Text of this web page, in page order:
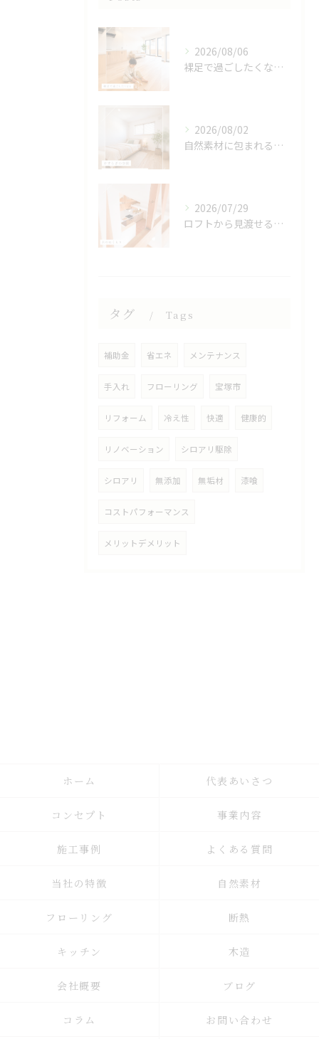
2026/08/06
裸足で過ごしたくなる、木のぬくもりを感じる床🌿
2026/08/02
自然素材に包まれる、心地よい寝室🌿
2026/07/29
ロフトから見渡せる、開放的なキッチン🌿
タグ Tags
補助金 省エネ メンテナンス
手入れ フローリング 宝塚市
リフォーム 冷え性 快適 健康的
リノベーション シロアリ駆除
シロアリ 無添加 無垢材 漆喰
コストパフォーマンス
メリットデメリット
ホーム 代表あいさつ
コンセプト 事業内容
施工事例 よくある質問
当社の特徴 自然素材
フローリング 断熱
キッチン 木造
会社概要 ブログ
コラム お問い合わせ